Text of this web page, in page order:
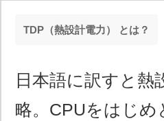
TDP（熱設計電力） とは？
日本語に訳すと熱
略。CPUをはじ